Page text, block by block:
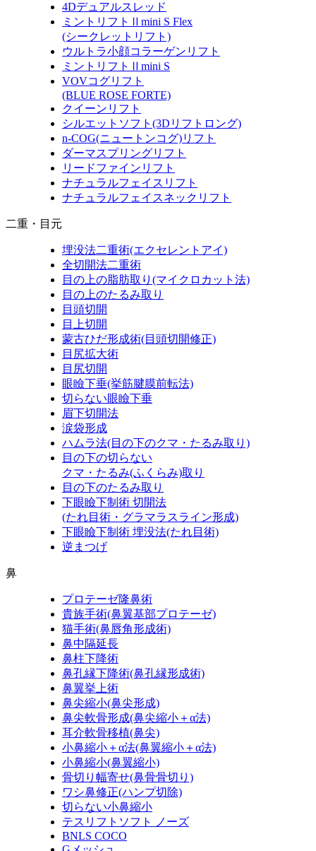
4Dデュアルスレッド
ミントリフトⅡmini S Flex
(シークレットリフト)
ウルトラ小顔コラーゲンリフト
ミントリフトⅡmini S
VOVコグリフト
(BLUE ROSE FORTE)
クイーンリフト
シルエットソフト (3Dリフトロング)
n-COG(ニュートンコグ)リフト
ダーマスプリングリフト
リードファインリフト
ナチュラルフェイスリフト
ナチュラルフェイスネックリフト
二重・目元
埋没法二重術(エクセレントアイ)
全切開法二重術
目の上の脂肪取り (マイクロカット法)
目の上のたるみ取り
目頭切開
目上切開
蒙古ひだ形成術(目頭切開修正)
目尻拡大術
目尻切開
眼瞼下垂(挙筋腱膜前転法)
切らない眼瞼下垂
眉下切開法
涙袋形成
ハムラ法(目の下のクマ・たるみ取り)
目の下の切らない
クマ・たるみ(ふくらみ)取り
目の下のたるみ取り
下眼瞼下制術 切開法
(たれ目術・グラマラスライン形成)
下眼瞼下制術 埋没法(たれ目術)
逆まつげ
鼻
プロテーゼ隆鼻術
貴族手術(鼻翼基部プロテーゼ)
猫手術(鼻唇角形成術)
鼻中隔延長
鼻柱下降術
鼻孔縁下降術(鼻孔縁形成術)
鼻翼挙上術
鼻尖縮小(鼻尖形成)
鼻尖軟骨形成(鼻尖縮小＋α法)
耳介軟骨移植(鼻尖)
小鼻縮小＋α法(鼻翼縮小＋α法)
小鼻縮小(鼻翼縮小)
骨切り幅寄せ(鼻骨骨切り)
ワシ鼻修正(ハンプ切除)
切らない小鼻縮小
テスリフトソフト ノーズ
BNLS COCO